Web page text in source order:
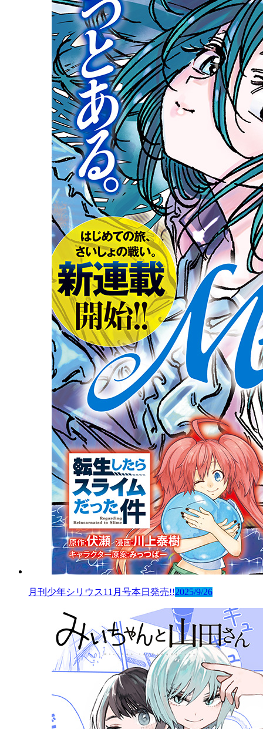
月刊少年シリウス11月号本日発売!!2025/9/26